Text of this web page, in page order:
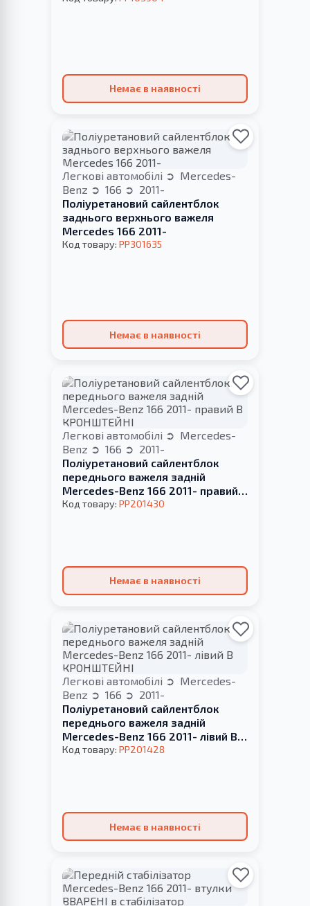
Немає в наявності
Легкові автомобілі
Mercedes-
Benz
166
2011-
Поліуретановий сайлентблок
заднього верхнього важеля
Merсedes 166 2011-
Код товару: PP301635
Немає в наявності
Легкові автомобілі
Mercedes-
Benz
166
2011-
Поліуретановий сайлентблок
переднього важеля задній
Mercedes-Benz 166 2011- правий В
КРОНШТЕЙНІ
Код товару: PP201430
Немає в наявності
Легкові автомобілі
Mercedes-
Benz
166
2011-
Поліуретановий сайлентблок
переднього важеля задній
Mercedes-Benz 166 2011- лівий В
КРОНШТЕЙНІ
Код товару: PP201428
Немає в наявності